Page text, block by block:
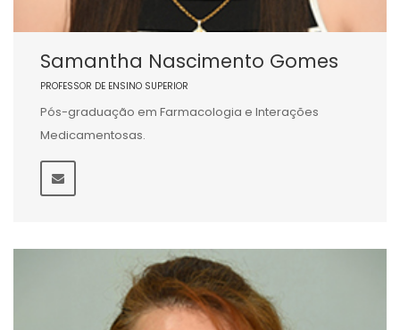
Samantha Nascimento Gomes
PROFESSOR DE ENSINO SUPERIOR
Pós-graduação em Farmacologia e Interações
Medicamentosas.